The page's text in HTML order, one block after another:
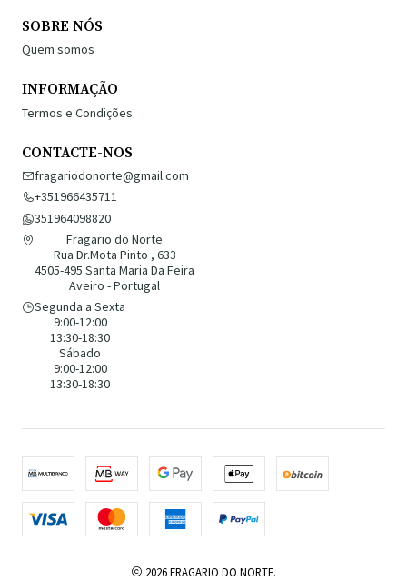
SOBRE NÓS
Quem somos
INFORMAÇÃO
Termos e Condições
CONTACTE-NOS
fragariodonorte@gmail.com
+351966435711
351964098820
Fragario do Norte
Rua Dr.Mota Pinto , 633
4505-495 Santa Maria Da Feira
Aveiro - Portugal
Segunda a Sexta
9:00-12:00
13:30-18:30
Sábado
9:00-12:00
13:30-18:30
2026 FRAGARIO DO NORTE.